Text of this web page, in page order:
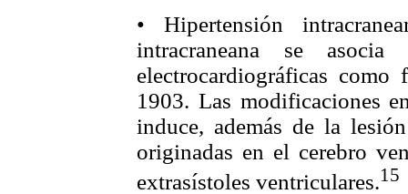
• Hipertensión
intracraneana se
electrocardiográficas
1903. Las modificaciones
induce, además de la
originadas en el cerebro
extrasístoles ventriculares.15